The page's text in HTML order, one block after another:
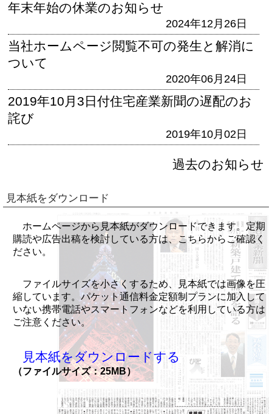
年末年始の休業のお知らせ
2024年12月26日
当社ホームページ閲覧不可の発生と解消に
ついて
2020年06月24日
2019年10月3日付住宅産業新聞の遅配のお
詫び
2019年10月02日
過去のお知らせ
見本紙をダウンロード
ホームページから見本紙がダウンロードできます。定期
購読や広告出稿を検討している方は、こちらからご確認く
ださい。
ファイルサイズを小さくするため、見本紙では画像を圧
縮しています。パケット通信料金定額制プランに加入して
いない携帯電話やスマートフォンなどを利用している方は
ご注意ください。
見本紙をダウンロードする
（ファイルサイズ：25MB）